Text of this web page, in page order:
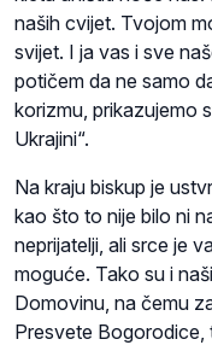
naših cvijet. Tvojom
svijet. I ja vas i sve
potičem da ne samo
korizmu, prikazujemo
Ukrajini“.
Na kraju biskup je
kao što to nije bilo ni
neprijatelji, ali srce je
moguće. Tako su i
Domovinu, na čemu
Presvete Bogorodice,